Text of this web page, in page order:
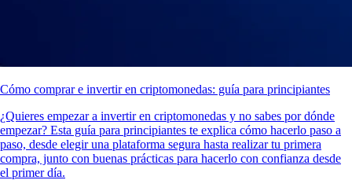
Cómo comprar e invertir en criptomonedas: guía para principiantes
¿Quieres empezar a invertir en criptomonedas y no sabes por dónde
empezar? Esta guía para principiantes te explica cómo hacerlo paso a
paso, desde elegir una plataforma segura hasta realizar tu primera
compra, junto con buenas prácticas para hacerlo con confianza desde
el primer día.